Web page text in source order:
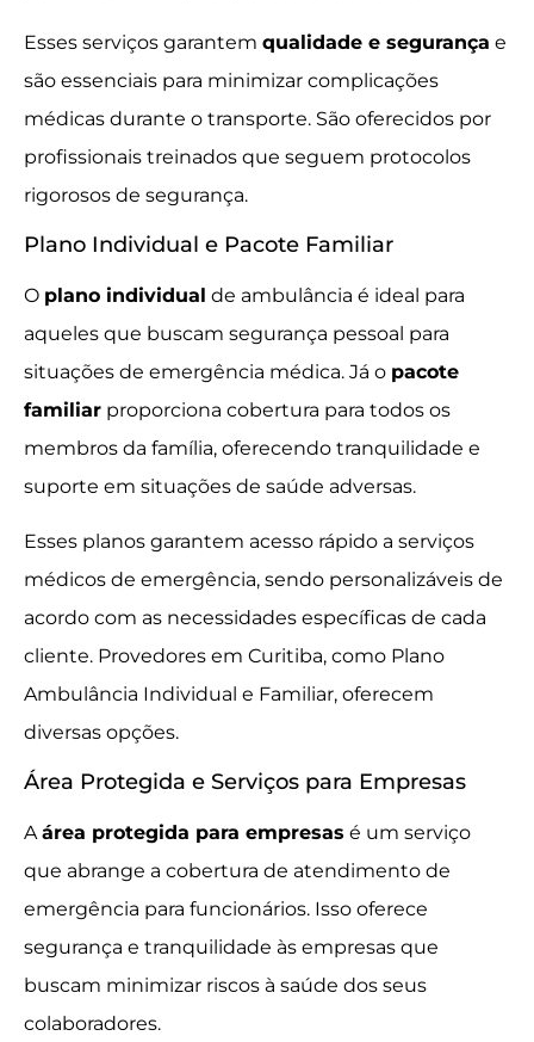
Esses serviços garantem qualidade e segurança e
são essenciais para minimizar complicações
médicas durante o transporte. São oferecidos por
profissionais treinados que seguem protocolos
rigorosos de segurança.
Plano Individual e Pacote Familiar
O plano individual de ambulância é ideal para
aqueles que buscam segurança pessoal para
situações de emergência médica. Já o pacote
familiar proporciona cobertura para todos os
membros da família, oferecendo tranquilidade e
suporte em situações de saúde adversas.
Esses planos garantem acesso rápido a serviços
médicos de emergência, sendo personalizáveis de
acordo com as necessidades específicas de cada
cliente. Provedores em Curitiba, como Plano
Ambulância Individual e Familiar, oferecem
diversas opções.
Área Protegida e Serviços para Empresas
A área protegida para empresas é um serviço
que abrange a cobertura de atendimento de
emergência para funcionários. Isso oferece
segurança e tranquilidade às empresas que
buscam minimizar riscos à saúde dos seus
colaboradores.